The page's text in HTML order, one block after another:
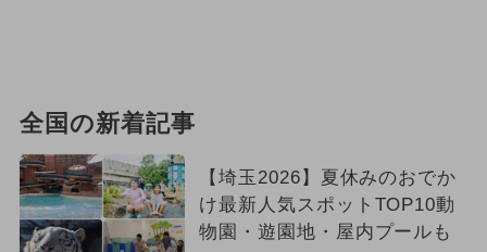
全国の新着記事
【埼玉2026】夏休みのおでか
け最新人気スポットTOP10動
物園・遊園地・屋内プールも